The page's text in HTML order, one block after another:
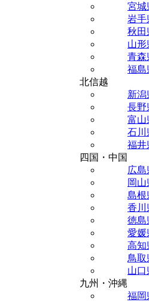
宮城
岩手
秋田
山形
青森
福島
北信越
新潟
長野
富山
石川
福井
四国・中国
広島
岡山
島根
香川
徳島
愛媛
高知
鳥取
山口
九州・沖縄
福岡